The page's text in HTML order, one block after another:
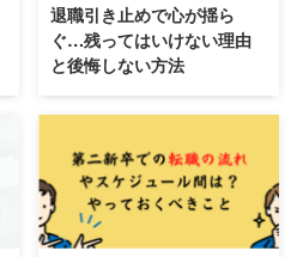
退職引き止めで心が揺ら
ぐ…残ってはいけない理由
と後悔しない方法